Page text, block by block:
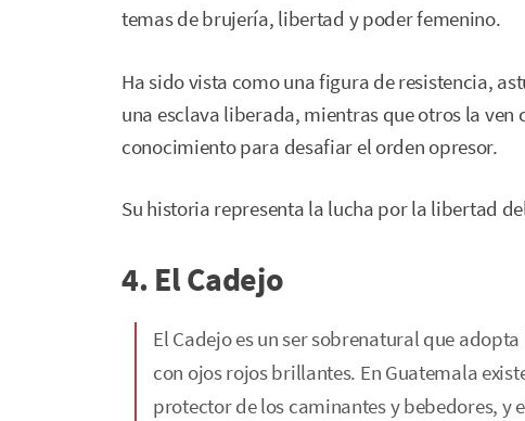
temas de brujería, libertad y poder femenino.
Ha sido vista como una figura de resistencia,
una esclava liberada, mientras que otros la ven
conocimiento para desafiar el orden opresor.
Su historia representa la lucha por la libertad
4. El Cadejo
El Cadejo es un ser sobrenatural que
con ojos rojos brillantes. En Guatemala
protector de los caminantes y bebedores, y